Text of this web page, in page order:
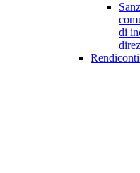
di